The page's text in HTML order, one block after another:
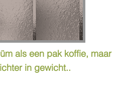
als een pak koffie, maar
in gewicht..